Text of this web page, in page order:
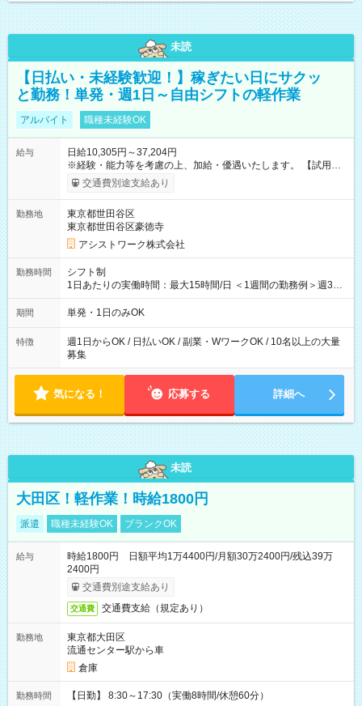
未読
【日払い・未経験歓迎！】稼ぎたい日にサクッ
と勤務！単発・週1日～自由シフトの軽作業
アルバイト 職種未経験OK
給与
日給10,305円～37,204円
※経験・能力等を考慮の上、加給・優遇いたします。 【試用期
間】試用期間なし
交通費別途支給あり
勤務地
東京都世田谷区
東京都世田谷区豪徳寺
アシストワーク株式会社
勤務時間
シフト制
1日あたりの実働時間：最大15時間/日 ＜1週間の勤務例＞週3回
勤務 勤務：月・水・金 休み：火・木・土・日 好きな時にお仕事
可能です！ ※1日あたりの最大実働時間は日勤、夜勤共に勤務し
期間 単発・1日のみOK
特徴
週1日からOK / 日払いOK / 副業・WワークOK / 10名以上の大量
募集
気になる！ 応募する 詳細へ
未読
大田区！軽作業！時給1800円
派遣 職種未経験OK ブランクOK
給与
時給1800円 日額平均1万4400円/月額30万2400円/残込39万
2400円
交通費別途支給あり
交通費 交通費支給（規定あり）
勤務地
東京都大田区
流通センター駅から車
倉庫
勤務時間 【日勤】 8:30～17:30（実働8時間/休憩60分）